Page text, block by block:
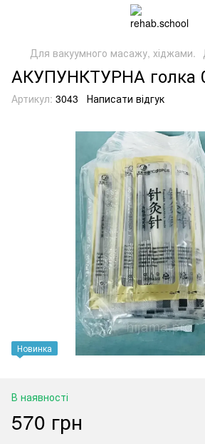
Для вакуумного масажу, хіджами.
АКУПУНКТУРНА голка
Артикул: 3043 Написати відгук
Новинка
В наявності
570 грн